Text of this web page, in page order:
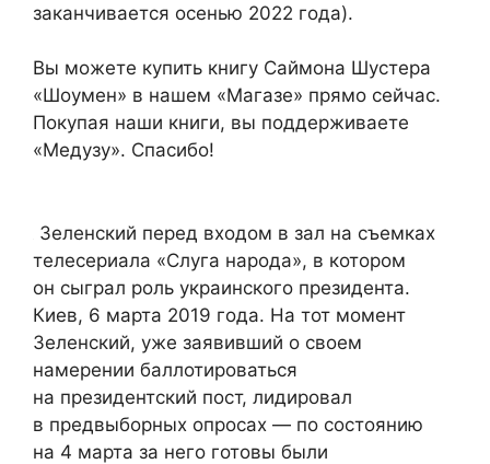
заканчивается осенью 2022 года).
Вы можете купить книгу Саймона Шустера
«Шоумен» в нашем «Магазе» прямо сейчас.
Покупая наши книги, вы поддерживаете
«Медузу». Спасибо!
Зеленский перед входом в зал на съемках
телесериала «Слуга народа», в котором
он сыграл роль украинского президента.
Киев, 6 марта 2019 года. На тот момент
Зеленский, уже заявивший о своем
намерении баллотироваться
на президентский пост, лидировал
в предвыборных опросах — по состоянию
на 4 марта за него готовы были